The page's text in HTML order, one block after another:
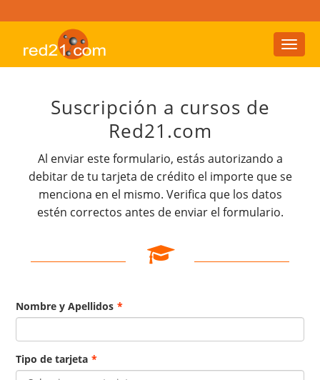
Toggle
Suscripción a cursos de
Red21.com
Al enviar este formulario, estás autorizando a
debitar de tu tarjeta de crédito el importe que se
menciona en el mismo. Verifica que los datos
estén correctos antes de enviar el formulario.
Nombre y Apellidos *
Tipo de tarjeta *